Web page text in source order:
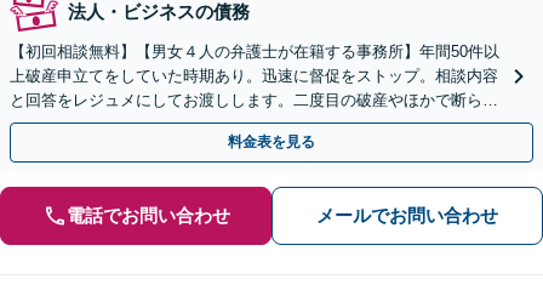
法人・ビジネスの債務
【初回相談無料】【男女４人の弁護士が在籍する事務所】年間50件以
上破産申立てをしていた時期あり。迅速に督促をストップ。相談内容
と回答をレジュメにしてお渡しします。二度目の破産やほかで断られ
た事案もご相談ください【立川駅６分】
料金表を見る
電話でお問い合わせ メールでお問い合わせ